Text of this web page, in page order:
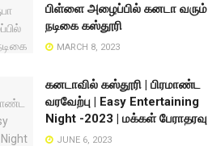
பிள்ளை அழைப்பில் கனடா வரும்
நடிகை கஸ்தூரி
MARCH 8, 2023
கனடாவில் கஸ்தூரி | பிரமாண்ட
வரவேற்பு | Easy Entertaining
Night -2023 | மக்கள் பேராதரவு
JUNE 6, 2023